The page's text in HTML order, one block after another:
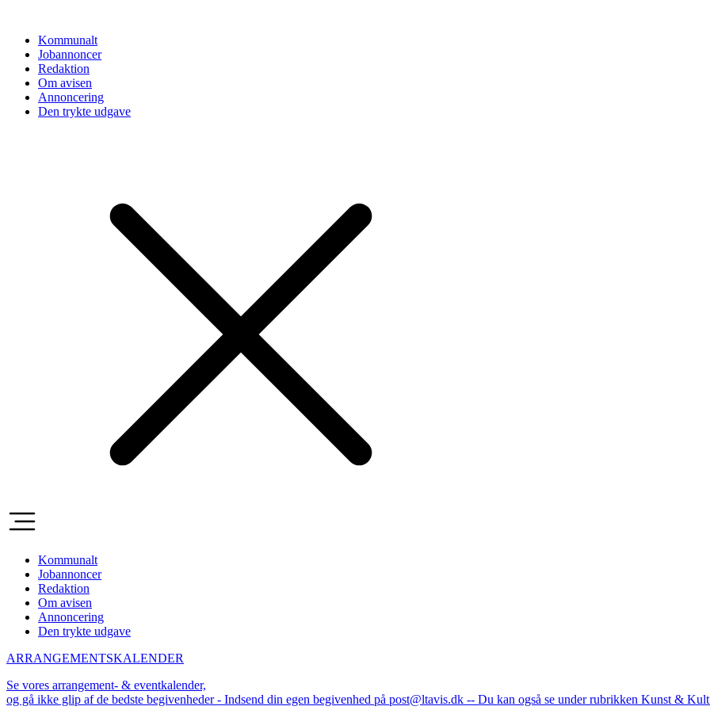
indholdKommunalt
Jobannoncer
Redaktion
Om avisen
Annoncering
Den trykte udgave
Kommunalt
Jobannoncer
Redaktion
Om avisen
Annoncering
Den trykte udgave
ARRANGEMENTSKALENDER
Se vores arrangement- & eventkalender,
og gå ikke glip af de bedste begivenheder - Indsend din egen begivenhed på post@ltavis.dk -- Du kan også se under rubrikken Kunst &